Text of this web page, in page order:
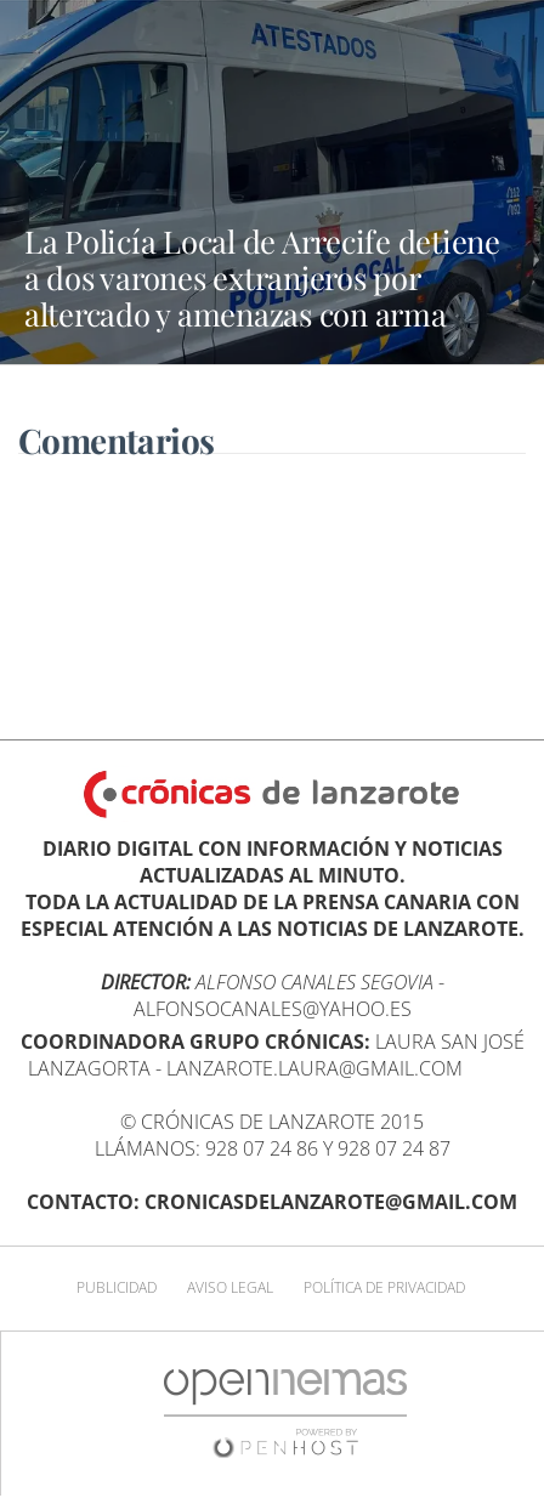
La Policía Local de Arrecife detiene
a dos varones extranjeros por
altercado y amenazas con arma
blanca
Comentarios
DIARIO DIGITAL CON INFORMACIÓN Y NOTICIAS
ACTUALIZADAS AL MINUTO.
TODA LA ACTUALIDAD DE LA PRENSA CANARIA CON
ESPECIAL ATENCIÓN A LAS NOTICIAS DE LANZAROTE.
DIRECTOR:ALFONSO CANALES SEGOVIA -
ALFONSOCANALES@YAHOO.ES
COORDINADORA GRUPO CRÓNICAS: LAURA SAN JOSÉ
LANZAGORTA - LANZAROTE.LAURA@GMAIL.COM
© CRÓNICAS DE LANZAROTE 2015
LLÁMANOS: 928 07 24 86 Y 928 07 24 87
CONTACTO: CRONICASDELANZAROTE@GMAIL.COM
PUBLICIDAD AVISO LEGAL POLÍTICA DE PRIVACIDAD